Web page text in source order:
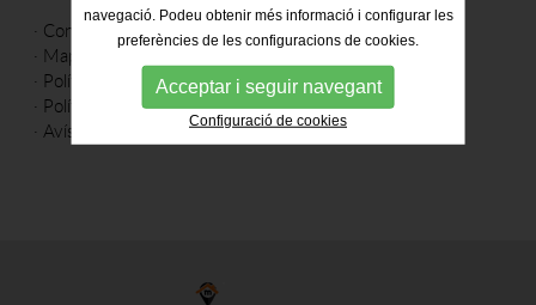
· Contacte
· Mapa web
· Política de cookies
· Política de privacitat
·Avís legal
navegació. Podeu obtenir més informació i configurar les
preferències de les configuracions de cookies.
Acceptar i seguir navegant
Configuració de cookies